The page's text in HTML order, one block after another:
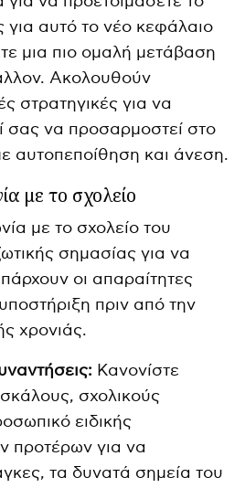
για αυτό το νέο κεφάλαιο
μια πιο ομαλή μετάβαση
Ακολουθούν
στρατηγικές για να
σας να προσαρμοστεί στο
αυτοπεποίθηση και άνεση.
με το σχολείο
με το σχολείο του
σημασίας για να
οι απαραίτητες
πριν από την
χρονιάς.
Κανονίστε
σχολικούς
ειδικής
προτέρων για να
τα δυνατά σημεία του